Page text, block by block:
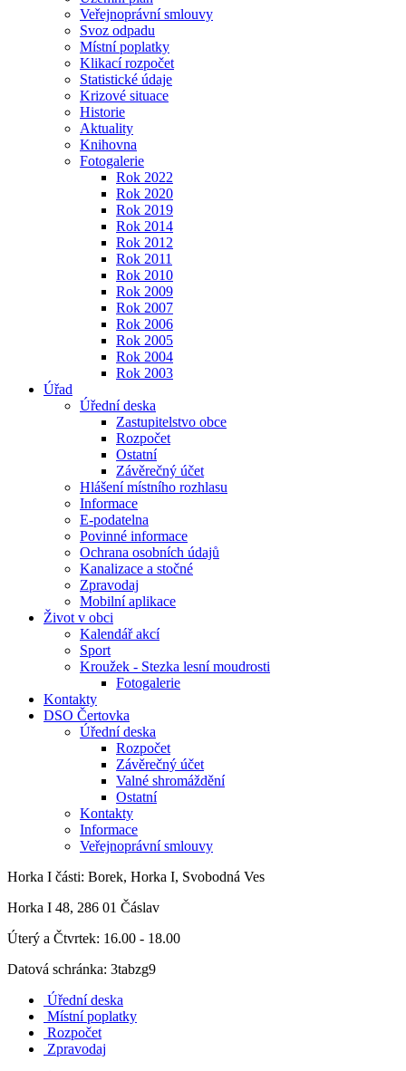
Veřejnoprávní smlouvy
Svoz odpadu
Místní poplatky
Klikací rozpočet
Statistické údaje
Krizové situace
Historie
Aktuality
Knihovna
Fotogalerie
Rok 2022
Rok 2020
Rok 2019
Rok 2014
Rok 2012
Rok 2011
Rok 2010
Rok 2009
Rok 2007
Rok 2006
Rok 2005
Rok 2004
Rok 2003
Úřad
Úřední deska
Zastupitelstvo obce
Rozpočet
Ostatní
Závěrečný účet
Hlášení místního rozhlasu
Informace
E-podatelna
Povinné informace
Ochrana osobních údajů
Kanalizace a stočné
Zpravodaj
Mobilní aplikace
Život v obci
Kalendář akcí
Sport
Kroužek - Stezka lesní moudrosti
Fotogalerie
Kontakty
DSO Čertovka
Úřední deska
Rozpočet
Závěrečný účet
Valné shromáždění
Ostatní
Kontakty
Informace
Veřejnoprávní smlouvy
Horka I části: Borek, Horka I, Svobodná Ves
Horka I 48, 286 01 Čáslav
Úterý a Čtvrtek: 16.00 - 18.00
Datová schránka: 3tabzg9
Úřední deska
Místní poplatky
Rozpočet
Zpravodaj